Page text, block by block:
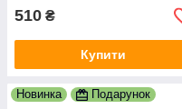
510 ₴
Купити
Новинка Подарунок